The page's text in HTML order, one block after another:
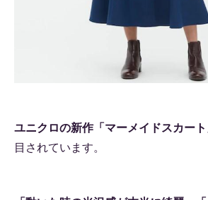
ユニクロの新作「マーメイドスカート
目されています。